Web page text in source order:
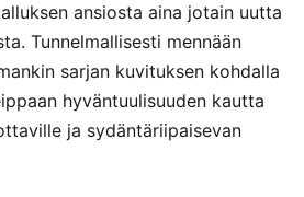
ansiosta aina jotain uutta
Tunnelmallisesti mennään
sarjan kuvituksen kohdalla
hyväntuulisuuden kautta
ja sydäntäriipaisevan